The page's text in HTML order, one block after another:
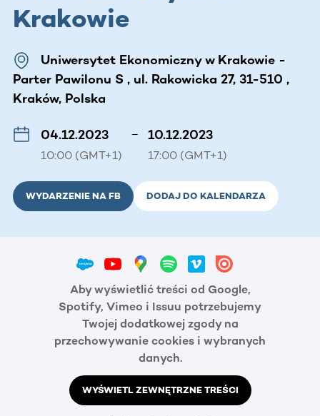
Krakowie
Uniwersytet Ekonomiczny w Krakowie -
Parter Pawilonu S , ul. Rakowicka 27, 31-510 ,
Kraków, Polska
04.12.2023
10:00 (GMT+1)
– 10.12.2023
17:00 (GMT+1)
WYDARZENIE NA FB DODAJ DO KALENDARZA
Aby wyświetlić treści od Google,
Spotify, Vimeo i Issuu potrzebujemy
Twojej dodatkowej zgody na
przechowywanie cookies i wybranych
danych.
WYŚWIETL ZEWNĘTRZNE TREŚCI